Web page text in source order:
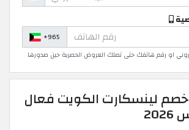
+965
او رقم هاتفك حتى تصلك العروض الحصرية حين صدورها
لينسكارت الكويت فعال